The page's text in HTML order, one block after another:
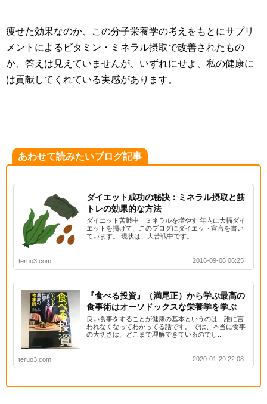
痩せた効果なのか、この分子栄養学の考えをもとにサプリ
メントによるビタミン・ミネラル摂取で改善されたもの
か、答えは見えていませんが、いずれにせよ、私の健康に
は貢献してくれている実感があります。
あわせて読みたいブログ記事
ダイエット成功の秘訣：ミネラル摂取と筋
トレの効果的な方法
ダイエット苦戦中 ミネラルを増やす 年内に大幅ダイ
エットを掲げて、このブログにダイエット宣言を書い
ています。 現状は、大苦戦中です。...
teruo3.com 2016-09-06 06:25
『食べる投資』（満尾正）から学ぶ最高の
食事術はオーソドックスな栄養学を学ぶ
良い食事をすることが健康の基本というのは、誰に言
われなくなってわかってる話です。 では、本当に食事
の大切さは、どこまで理解できているのでし...
teruo3.com 2020-01-29 22:08